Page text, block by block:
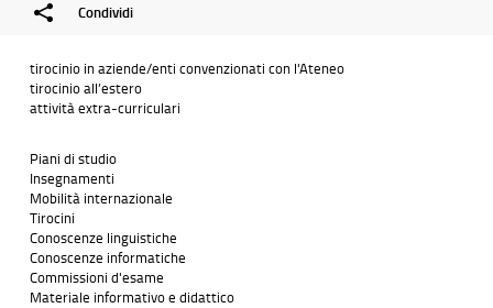
Condividi
tirocinio in aziende/enti convenzionati con l'Ateneo
tirocinio all’estero
attività extra-curriculari
Piani di studio
Insegnamenti
Mobilità internazionale
Tirocini
Conoscenze linguistiche
Conoscenze informatiche
Commissioni d'esame
Materiale informativo e didattico